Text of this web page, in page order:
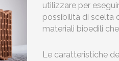
utilizzare per
possibilità di scelta
materiali bioedili
Le caratteristiche